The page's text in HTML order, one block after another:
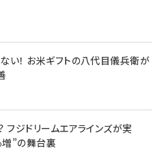
い！ お米ギフトの八代目儀兵衛が
ジドリームエアラインズが実
増”の舞台裏